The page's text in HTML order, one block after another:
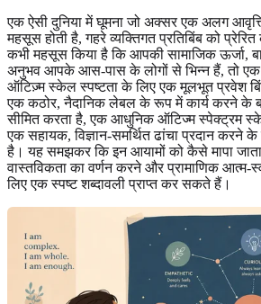
एक ऐसी दुनिया में घूमना जो अक्सर एक अलग
महसूस होती है, गहरे व्यक्तिगत प्रतिबिंब को
कभी महसूस किया है कि आपकी सामाजिक ऊर्जा,
अनुभव आपके आस-पास के लोगों से भिन्न हैं, तो एक
ऑटिज़्म स्केलस्पष्टता के लिए एक मूलभूत प्रवेश
एक कठोर, नैदानिक ​​लेबल के रूप में कार्य करने के
सीमित करता है, एक आधुनिक ऑटिज्म स्पेक्ट्रम
एक सहायक, विज्ञान-समर्थित ढांचा प्रदान करने के
है। यह समझकर कि इन आयामों को कैसे मापा
वास्तविकता का वर्णन करने और प्रामाणिक आत्म-
लिए एक स्पष्ट शब्दावली प्राप्त कर सकते हैं।